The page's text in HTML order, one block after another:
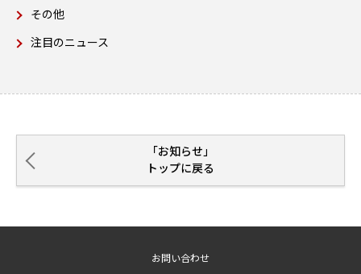
その他
注目のニュース
「お知らせ」
トップに戻る
お問い合わせ